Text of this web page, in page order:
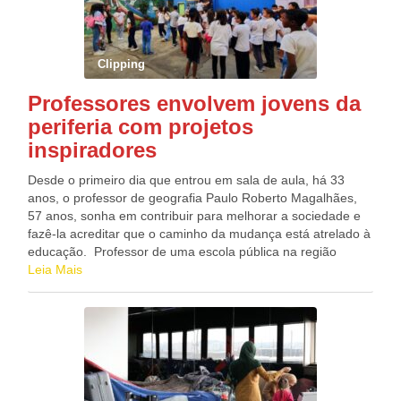
disponibilizada na rede bancária, conforme cronograma de
lotes e prioridades legais. Se, após você retificar a
declaração, o saldo do imposto efetivamente pago for
reduzido, o valor excedente será restituído, por meio de …
Clipping
Professores envolvem jovens da
periferia com projetos
inspiradores
Desde o primeiro dia que entrou em sala de aula, há 33
anos, o professor de geografia Paulo Roberto Magalhães,
57 anos, sonha em contribuir para melhorar a sociedade e
fazê-la acreditar que o caminho da mudança está atrelado à
educação. Professor de uma escola pública na região
central de São Paulo, ele conta que a violência urbana é a
nuclear tradicional e muitas vivem em situação de
vulnerabilidade. Mestre em arquitetura e urbanismo, o
professor desenvolveu um projeto, em 2016, para levar os
estudantes a visitações em vários pontos da capital paulista,
para mostrar, a partir de fotografias antigas, como se deu a
ocupação do espaço e como isso influencia a vida na região,
Leia Mais